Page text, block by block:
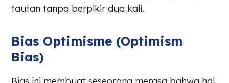
tautan tanpa berpikir dua kali.
Bias Optimisme (Optimism
Bias)